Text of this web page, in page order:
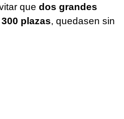
que dos grandes
plazas, quedasen sin